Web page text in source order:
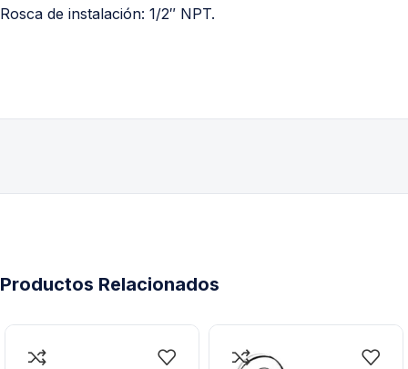
Rosca de instalación: 1/2″ NPT.
Productos Relacionados